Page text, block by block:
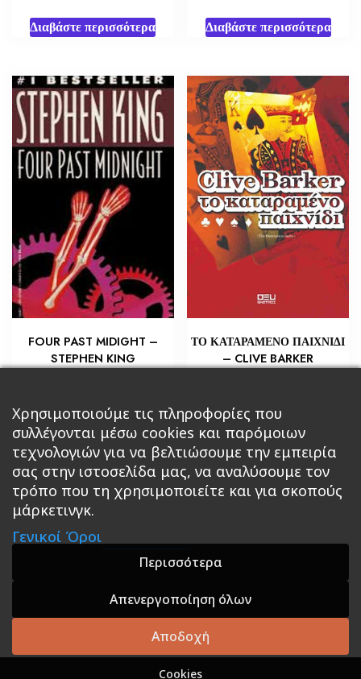
Διαβάστε περισσότερα Διαβάστε περισσότερα
FOUR PAST MIDIGHT –
STEPHEN KING
Προσθήκη στο καλάθι
ΤΟ ΚΑΤΑΡΑΜΕΝΟ ΠΑΙΧΝΙΔΙ
– CLIVE BARKER
Προσθήκη στο καλάθι
Κεντρική Βιβλία
Roleplaying Games Ψυχαγωγία Εκδόσεις Βάρδος
Σε Προσφορά
A theme by GradientThemes - A theme by Gradient
Themes
Χρησιμοποιούμε τις πληροφορίες που
συλλέγονται μέσω cookies και παρόμοιων
τεχνολογιών για να βελτιώσουμε την εμπειρία
σας στην ιστοσελίδα μας, να αναλύσουμε τον
τρόπο που τη χρησιμοποιείτε και για σκοπούς
μάρκετινγκ.
Γενικοί Όροι
Περισσότερα
Απενεργοποίηση όλων
Αποδοχή
Cookies